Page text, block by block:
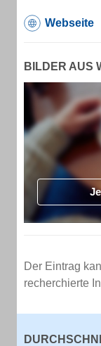
Webseite
BILDER AUS
Der Eintrag
recherchierte